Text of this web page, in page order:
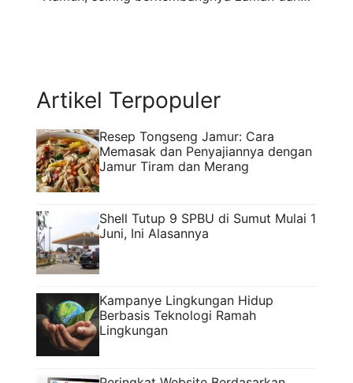
semata, ... Read more
Artikel Terpopuler
Resep Tongseng Jamur: Cara
Memasak dan Penyajiannya dengan
Jamur Tiram dan Merang
Shell Tutup 9 SPBU di Sumut Mulai 1
Juni, Ini Alasannya
Kampanye Lingkungan Hidup
Berbasis Teknologi Ramah
Lingkungan